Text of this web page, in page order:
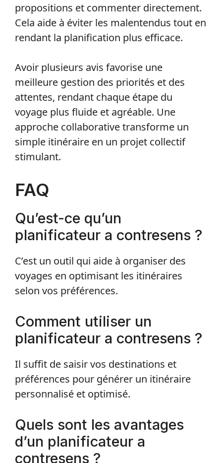
propositions et commenter directement.
Cela aide à éviter les malentendus tout en
rendant la planification plus efficace.
Avoir plusieurs avis favorise une
meilleure gestion des priorités et des
attentes, rendant chaque étape du
voyage plus fluide et agréable. Une
approche collaborative transforme un
simple itinéraire en un projet collectif
stimulant.
FAQ
Qu’est-ce qu’un
planificateur a contresens ?
C’est un outil qui aide à organiser des
voyages en optimisant les itinéraires
selon vos préférences.
Comment utiliser un
planificateur a contresens ?
Il suffit de saisir vos destinations et
préférences pour générer un itinéraire
personnalisé et optimisé.
Quels sont les avantages
d’un planificateur a
contresens ?